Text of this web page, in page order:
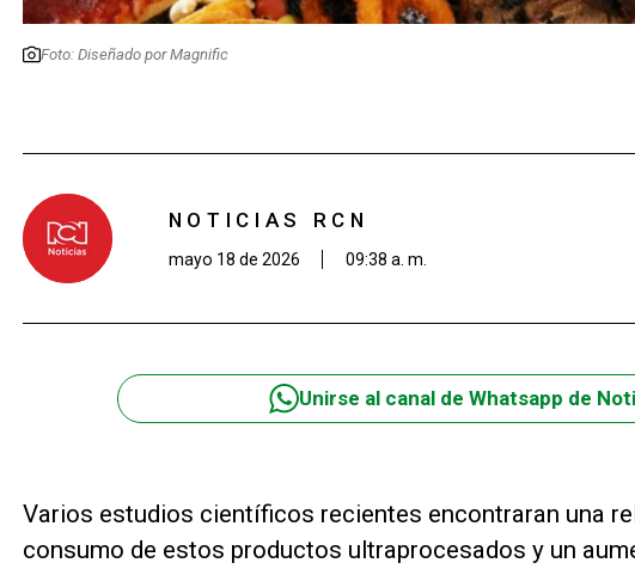
Foto: Diseñado por Magnific
NOTICIAS RCN
mayo 18 de 2026 09:38 a. m.
Unirse al canal de Whatsapp de
Varios estudios científicos recientes encontraran una
consumo de estos productos ultraprocesados y un